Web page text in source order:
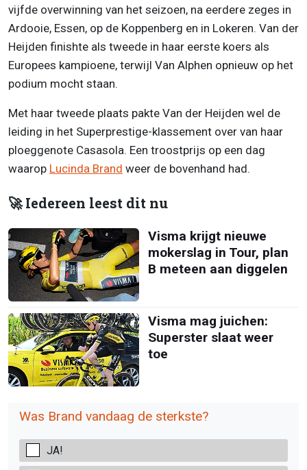
vijfde overwinning van het seizoen, na eerdere zeges in
Ardooie, Essen, op de Koppenberg en in Lokeren. Van der
Heijden finishte als tweede in haar eerste koers als
Europees kampioene, terwijl Van Alphen opnieuw op het
podium mocht staan.
Met haar tweede plaats pakte Van der Heijden wel de
leiding in het Superprestige-klassement over van haar
ploeggenote Casasola. Een troostprijs op een dag
waarop Lucinda Brand weer de bovenhand had.
🚀 Iedereen leest dit nu
Visma krijgt nieuwe
mokerslag in Tour, plan
B meteen aan diggelen
Visma mag juichen:
Superster slaat weer
toe
Was Brand vandaag de sterkste?
JA!